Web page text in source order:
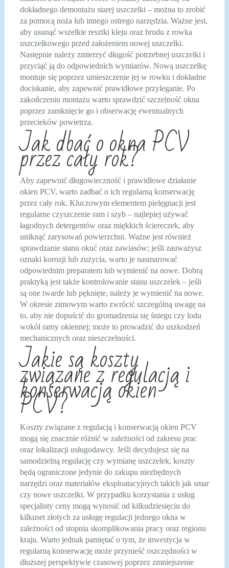
dokładnego demontażu starej uszczelki – można to zrobić
za pomocą noża lub innego ostrego narzędzia. Ważne jest,
aby usunąć wszelkie resztki kleju oraz brudu z rowka
uszczelkowego przed założeniem nowej uszczelki.
Następnie należy zmierzyć długość potrzebnej uszczelki i
przyciąć ją do odpowiednich wymiarów. Nową uszczelkę
montuje się poprzez umieszczenie jej w rowku i dokładne
dociskanie, aby zapewnić prawidłowe przyleganie. Po
zakończeniu montażu warto sprawdzić szczelność okna
poprzez zamknięcie go i obserwację ewentualnych
przecieków powietrza.
Jak dbać o okna PCV
przez cały rok?
Aby zapewnić długowieczność i prawidłowe działanie
okien PCV, warto zadbać o ich regularną konserwację
przez cały rok. Kluczowym elementem pielęgnacji jest
regularne czyszczenie ram i szyb – najlepiej używać
łagodnych detergentów oraz miękkich ściereczek, aby
uniknąć zarysowań powierzchni. Ważne jest również
sprawdzanie stanu okuć oraz zawiasów; jeśli zauważysz
oznaki korozji lub zużycia, warto je nasmarować
odpowiednim preparatem lub wymienić na nowe. Dobrą
praktyką jest także kontrolowanie stanu uszczelek – jeśli
są one twarde lub pęknięte, należy je wymienić na nowe.
W okresie zimowym warto zwrócić szczególną uwagę na
to, aby nie dopuścić do gromadzenia się śniegu czy lodu
wokół ramy okiennej; może to prowadzić do uszkodzeń
mechanicznych oraz nieszczelności.
Jakie są koszty
związane z regulacją i
konserwacją okien
PCV?
Koszty związane z regulacją i konserwacją okien PCV
mogą się znacznie różnić w zależności od zakresu prac
oraz lokalizacji usługodawcy. Jeśli decydujesz się na
samodzielną regulację czy wymianę uszczelek, koszty
będą ograniczone jedynie do zakupu niezbędnych
narzędzi oraz materiałów eksploatacyjnych takich jak smar
czy nowe uszczelki. W przypadku korzystania z usług
specjalisty ceny mogą wynosić od kilkudziesięciu do
kilkuset złotych za usługę regulacji jednego okna w
zależności od stopnia skomplikowania pracy oraz regionu
kraju. Warto jednak pamiętać o tym, że inwestycja w
regularną konserwację może przynieść oszczędności w
dłuższej perspektywie czasowej poprzez zmniejszenie